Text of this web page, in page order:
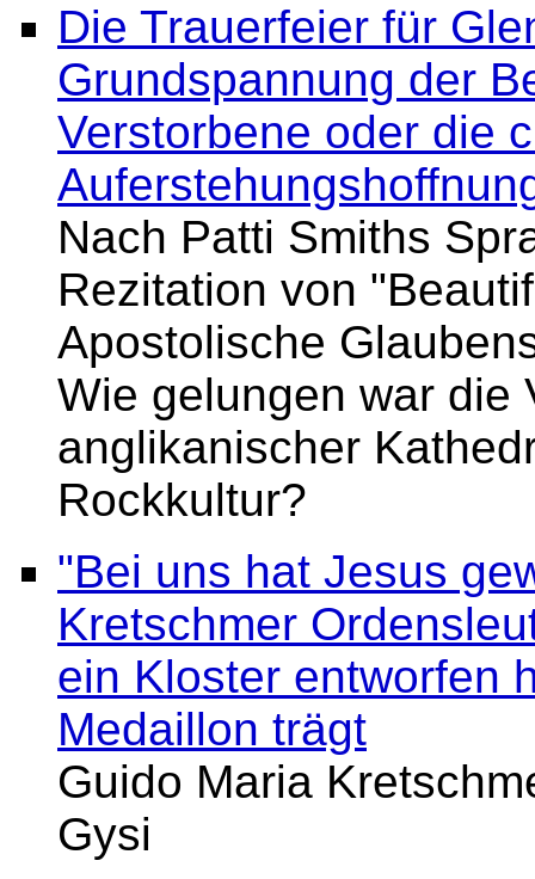
Die Trauerfeier für
Grundspannung der
Verstorbene oder die
Nach Patti Smiths
Rezitation von
Apostolische
Wie gelungen war die
anglikanischer
Rockkultur?
"Bei uns hat Jesus
Kretschmer
ein Kloster entworfen
Medaillon trägt
Guido Maria
Gysi